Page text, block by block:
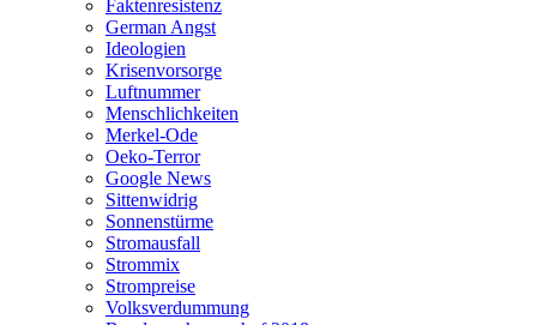
Faktenresistenz
German Angst
Ideologien
Krisenvorsorge
Luftnummer
Menschlichkeiten
Merkel-Ode
Oeko-Terror
Google News
Sittenwidrig
Sonnenstürme
Stromausfall
Strommix
Strompreise
Volksverdummung